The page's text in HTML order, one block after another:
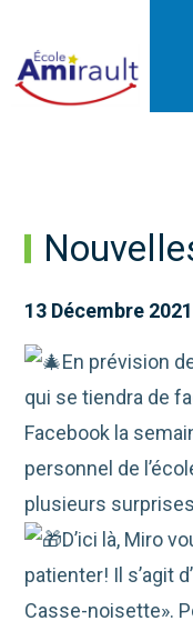
13 Décembre 2021
En prévision
qui se tiendra de
Facebook la
personnel de
plusieurs
D’ici là, Miro
patienter! Il s’agit
Casse-noisette».